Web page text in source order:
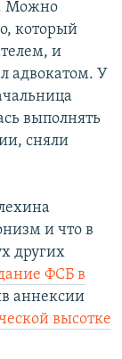
Можно
который
и
адвокатом. У
выполнять
сняли
и что в
других
ФСБ в
аннексии
высотке